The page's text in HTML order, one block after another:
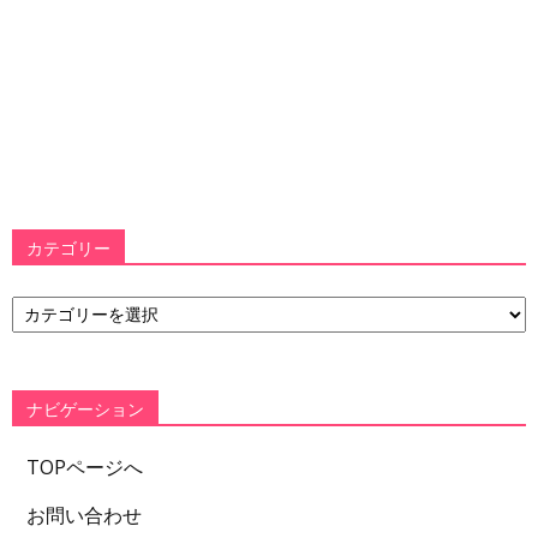
カテゴリー
カ
テ
ー
ナビゲーション
TOPページへ
お問い合わせ